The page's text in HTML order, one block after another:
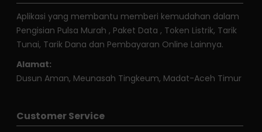
Aplikasi yang membantu memberi kemudahan dalam
Pengisian Pulsa Murah , Paket Data , Token Listrik, Tarik
Tunai, Tarik Dana dan Pembayaran Online Lainnya.
Alamat:
Dusun Aman, Meunasah Tingkeum, Madat-Aceh Timur
Customer Service